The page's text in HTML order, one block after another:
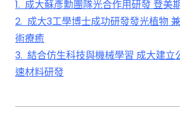
1. 成大蘇彥勳團隊光合作用研發 登美
2. 成大3工學博士成功研發發光植物
術療癒
3. 結合仿生科技與機械學習 成大建立
速材料研發